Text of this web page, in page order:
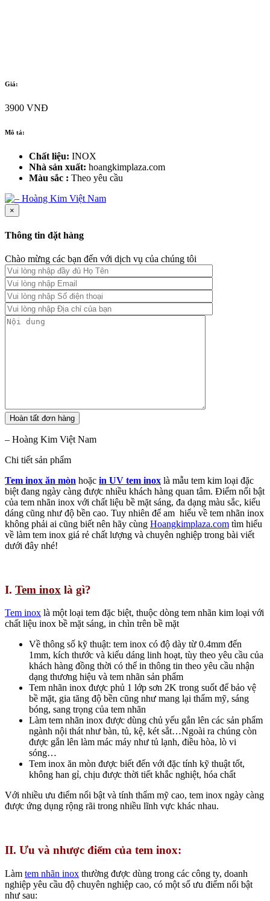
Giá:
3900 VNĐ
Mô tả:
Chất liệu: INOX
Nhà sản xuất: hoangkimplaza.com
Màu sắc : Theo yêu cầu
×
Thông tin đặt hàng
Chào mừng các bạn đến với dịch vụ của chúng tôi
– Hoàng Kim Việt Nam
Chi tiết sản phẩm
Tem inox ăn mòn hoặc in UV tem inox là mẫu tem kim loại đặc
biệt đang ngày càng được nhiều khách hàng quan tâm. Điểm nổi bật
của tem nhãn inox với chất liệu bề mặt sáng, đa dạng màu sắc, kiểu
dáng cũng như độ bền cao. Tuy nhiên để am hiểu về tem nhãn inox
không phải ai cũng biết nên hãy cùng Hoangkimplaza.com tìm hiểu
về làm tem inox giá rẻ chất lượng và chuyên nghiệp trong bài viết
dưới đây nhé!
I. Tem inox là gì?
Tem inox là một loại tem đặc biệt, thuộc dòng tem nhãn kim loại với
chất liệu inox bề mặt sáng, in chìn trên bề mặt
Về thông số kỹ thuật: tem inox có độ dày từ 0.4mm đến
1mm, kích thước và kiểu dáng linh hoạt, tùy theo yêu cầu của
khách hàng đồng thời có thể in thông tin theo yêu cầu nhận
dạng thương hiệu và tem nhãn sản phẩm
Tem nhãn inox được phủ 1 lớp sơn 2K trong suốt để bảo vệ
bề mặt, gia tăng độ bền cũng như mang lại thẩm mỹ, sáng
bóng, sang trọng của tem nhãn
Làm tem nhãn inox được dùng chủ yếu gắn lên các sản phẩm
ngành nội thát như bàn, tủ, kệ, két sắt…Ngoài ra chúng còn
được gắn lên làm mác máy như tủ lạnh, điều hòa, lò vi
sóng…
Tem inox ăn mòn được biết đến với đặc tính kỹ thuật tốt,
không han gỉ, chịu được thời tiết khắc nghiệt, hóa chất
Với nhiều ưu điểm nổi bật và tính thẩm mỹ cao, tem inox ngày càng
được ứng dụng rộng rãi trong nhiều lĩnh vực khác nhau.
II. Ưu và nhược điểm của tem inox:
Làm tem nhãn inox thường được dùng trong các công ty, doanh
nghiệp yêu cầu độ chuyên nghiệp cao, có một số ưu điểm nổi bật
như sau: